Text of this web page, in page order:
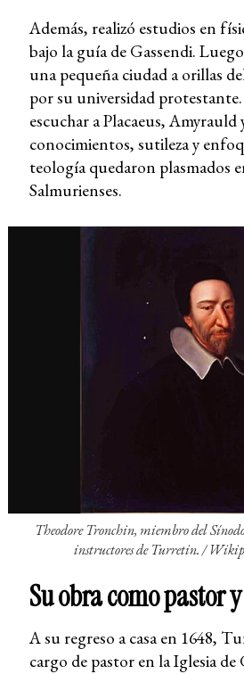
Además, realizó estudios en
bajo la guía de Gassendi.
una pequeña ciudad a orillas
por su universidad
escuchar a Placaeus,
conocimientos, sutileza y
teología quedaron plasmados
Salmurienses.
Theodore Tronchin, miembro del
instructores de Turretin. /
Su obra como pastor
A su regreso a casa en 1648,
cargo de pastor en la Iglesia de